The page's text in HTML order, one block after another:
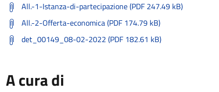
All.-1-Istanza-di-partecipazione (PDF 247.49 kB)
All.-2-Offerta-economica (PDF 174.79 kB)
det_00149_08-02-2022 (PDF 182.61 kB)
A cura di